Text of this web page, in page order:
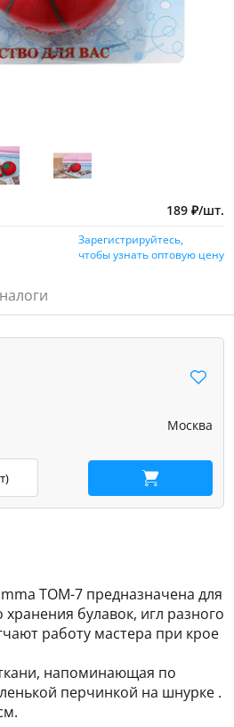
189 ₽/шт.
Зарегистрируйтесь,
чтобы узнать оптовую цену
Москва
В корзину
ТОМ-7 предназначена для
булавок, игл разного
работу мастера при крое
напоминающая по
перчинкой на шнурке .